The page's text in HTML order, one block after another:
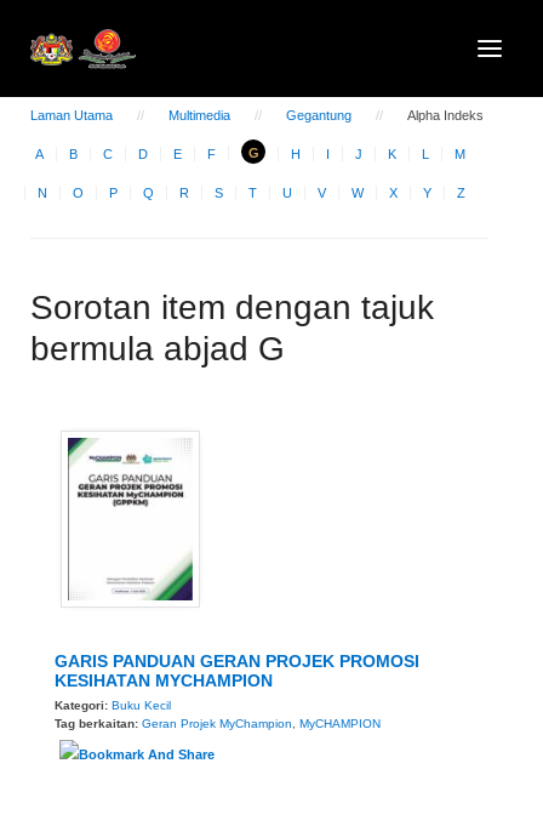
Laman Utama Multimedia Gegantung Alpha Indeks
A B C D E F G H I J K L M
N O P Q R S T U V W X Y Z
Sorotan item dengan tajuk
bermula abjad G
GARIS PANDUAN GERAN PROJEK PROMOSI
KESIHATAN MYCHAMPION
Kategori: Buku Kecil
Tag berkaitan: Geran Projek MyChampion, MyCHAMPION